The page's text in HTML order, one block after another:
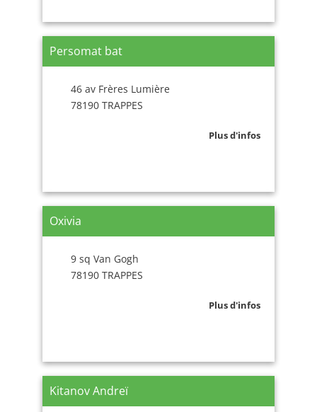
Persomat bat
46 av Frères Lumière
78190 TRAPPES
Plus d'infos
Oxivia
9 sq Van Gogh
78190 TRAPPES
Plus d'infos
Kitanov Andreï